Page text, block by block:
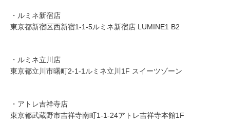
・ルミネ新宿店
東京都新宿区西新宿1-1-5ルミネ新宿店 LUMINE1 B2
・ルミネ立川店
東京都立川市曙町2-1-1ルミネ立川1F スイーツゾーン
・アトレ吉祥寺店
東京都武蔵野市吉祥寺南町1-1-24アトレ吉祥寺本館1F